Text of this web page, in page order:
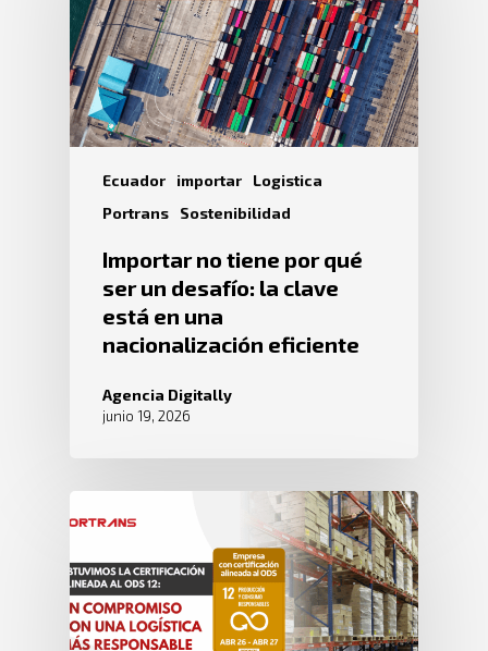
Ecuador importar
Logistica
Portrans
Sostenibilidad
Importar no tiene por qué
ser un desafío: la clave
está en una
nacionalización eficiente
Agencia Digitally
junio 19, 2026